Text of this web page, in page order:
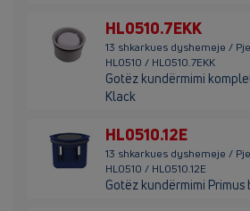
HL0510.7EKK
13 shkarkues dyshemeje /
HL0510 / HL0510.7EKK
Gotëz kundërmimi
Klack
HL0510.12E
13 shkarkues dyshemeje /
HL0510 / HL0510.12E
Gotëz kundërmimi Primus